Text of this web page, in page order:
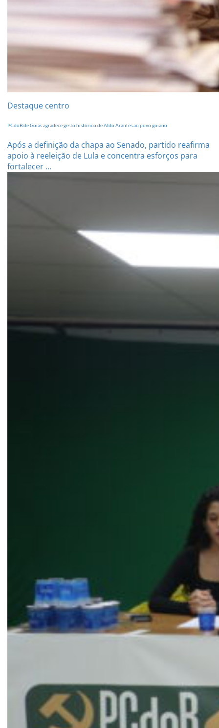
Destaque centro
PCdoB de Goiás agradece gesto histórico de Aldo Arantes ao povo goiano
Após a definição da chapa ao Senado, partido reafirma
apoio à reeleição de Lula e concentra esforços para
fortalecer ...